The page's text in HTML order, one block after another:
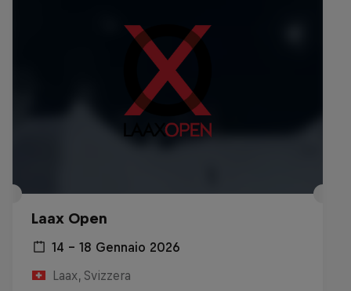
Laax Open
14 – 18 Gennaio 2026
Laax, Svizzera